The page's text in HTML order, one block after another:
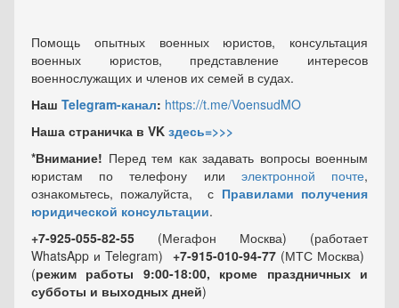
Помощь опытных военных юристов, консультация
военных юристов, представление интересов
военнослужащих и членов их семей в судах.
Наш Telegram-канал: https://t.me/VoensudMO
Наша страничка в VK здесь=>>>
*Внимание! Перед тем как задавать вопросы военным
юристам по телефону или электронной почте,
ознакомьтесь, пожалуйста, с Правилами получения
юридической консультации.
+7-925-055-82-55 (Мегафон Москва) (работает
WhatsApp и Telegram) +7-915-010-94-77 (МТС Москва)
(режим работы 9:00-18:00, кроме праздничных и
субботы и выходных дней)